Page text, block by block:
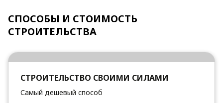
СПОСОБЫ И СТОИМОСТЬ
СТРОИТЕЛЬСТВА
СТРОИТЕЛЬСТВО СВОИМИ СИЛАМИ
Самый дешевый способ